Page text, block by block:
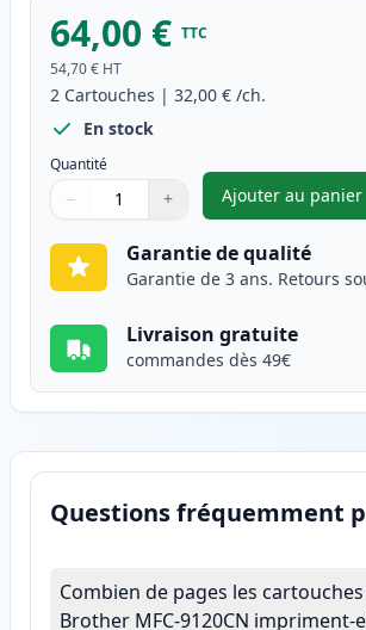
64,00 € TTC
54,70 € HT
2 Cartouches | 32,00 € /ch.
En stock
Quantité
Quantité
Utilisez les boutons pour ajuster
− +
Quantité
Ajouter au panier
,Pack
Garantie de qualité
Garantie de 3 ans. Retours
Livraison gratuite
commandes dès 49€
Questions fréquemment
Combien de pages les cartouches
Brother MFC-9120CN impriment-